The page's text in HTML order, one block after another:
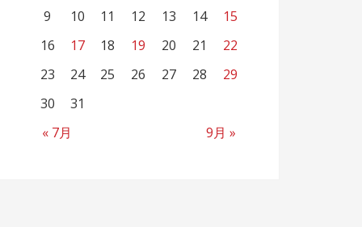
« 7月 9月 »
9 10 11 12 13 14
15
16
17 18 19 20 21
22
23
24 25 26 27 28
29
30
31